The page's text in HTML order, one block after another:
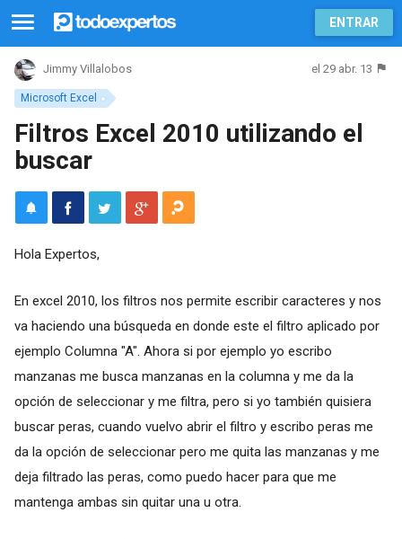
ENTRAR
Microsoft Excel
Jimmy Villalobos el 29 abr. 13
Filtros Excel 2010 utilizando el
buscar
Hola Expertos,
En excel 2010, los filtros nos permite escribir caracteres y nos
va haciendo una búsqueda en donde este el filtro aplicado por
ejemplo Columna "A". Ahora si por ejemplo yo escribo
manzanas me busca manzanas en la columna y me da la
opción de seleccionar y me filtra, pero si yo también quisiera
buscar peras, cuando vuelvo abrir el filtro y escribo peras me
da la opción de seleccionar pero me quita las manzanas y me
deja filtrado las peras, como puedo hacer para que me
mantenga ambas sin quitar una u otra.